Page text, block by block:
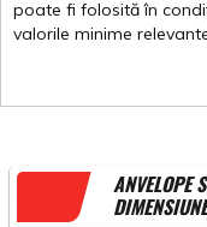
poate fi folosită în
valorile minime
ANVELOPE
DIMENSIUNE